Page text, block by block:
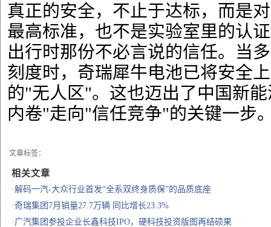
真正的安全，不止于达标，而是
最高标准，也不是实验室里的认
出行时那份不必言说的信任。当
刻度时，奇瑞犀牛电池已将安全
的"无人区"。这也迈出了中国新
内卷"走向"信任竞争"的关键一步
文章标签：
相关文章
·解码一汽-大众行业首发“全系双终身质保”的品质底座
·奇瑞集团7月销量27.7万辆 同比增长23.3%
·广汽集团参投企业长鑫科技IPO，硬科技投资版图再结硕果